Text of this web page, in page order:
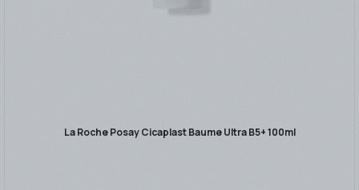
La Roche Posay Cicaplast Baume Ultra B5+ 100ml